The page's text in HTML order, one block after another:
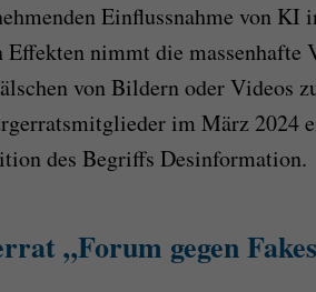
Einflussnahme von KI
nimmt die massenhafte
von Bildern oder Videos
im März 2024
des Begriffs Desinformation.
„Forum gegen